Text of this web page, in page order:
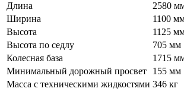
Длина
2580
Ширина
1100
Высота
1125
Высота по седлу
705 мм
Колесная база
1715
Минимальный дорожный просвет
155 мм
Масса с техническими жидкостями 346 кг